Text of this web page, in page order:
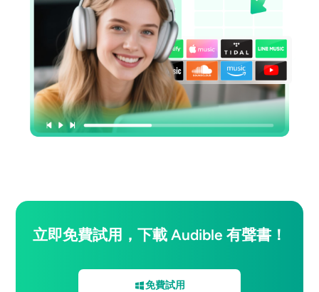
立即免費試用，下載 Audible 有聲書！
免費試用